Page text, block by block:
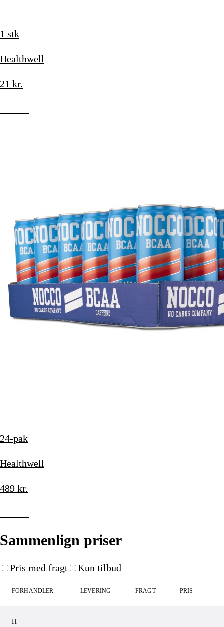
1 stk
Healthwell
21 kr.
24-pak
Healthwell
489 kr.
Sammenlign priser
Pris med fragt Kun tilbud
FORHANDLER LEVERING FRAGT PRIS
H